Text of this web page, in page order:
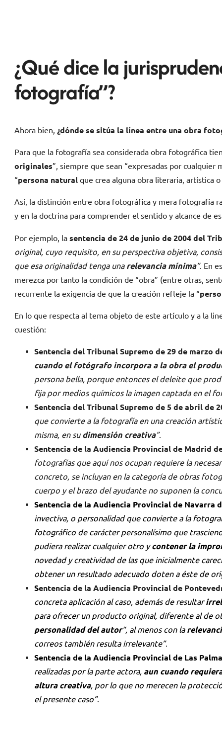
¿Qué dice la
fotografía”?
Ahora bien, ¿dónde se sitúa la línea entre una obra
Para que la fotografía sea considerada obra fotográfica
originales”, siempre que sean “expresadas por
“persona natural que crea alguna obra literaria, artística
Así, la distinción entre obra fotográfica y mera fotografía
y en la doctrina para comprender el sentido y alcance de
Por ejemplo, lasentencia de 24 de junio de 2004 del
original, cuyo requisito, en su perspectiva objetiva,
que esa originalidad tenga una relevancia mínima”. En
merezca por tanto la condición de “obra” (entre otras,
recurrente la exigencia de que la creación refleje la “
En lo que respecta al tema objeto de este artículo y a la
cuestión:
Sentencia del Tribunal Supremo de 29 de marzo
cuando el fotógrafo incorpora a la obra el
persona bella, porque entonces el deleite que
fija por medios químicos la imagen captada en el
Sentencia del Tribunal Supremo de 5 de abril de
que convierte a la fotografía en una creación
misma, en su dimensión creativa”.
Sentencia de la Audiencia Provincial de Madrid
fotografías que aquí nos ocupan requiere la
concreto, se incluyan en la categoría de obras
cuerpo y el brazo del ayudante no suponen la
Sentencia de la Audiencia Provincial de Navarra
invectiva, o personalidad que convierte a la
fotográfico de carácter personalísimo que
pudiera realizar cualquier otro ycontener la
novedad y creatividad de las que inicialmente
obtener un resultado adecuado doten a éste de
Sentencia de la Audiencia Provincial de
concreta aplicación al caso, además de resultar
para ofrecer un producto original, diferente al de
personalidad del autor“, al menos con la
correos también resulta irrelevante”.
Sentencia de la Audiencia Provincial de Las
realizadas por la parte actora, aun cuando
altura creativa, por lo que no merecen la
el presente caso”.